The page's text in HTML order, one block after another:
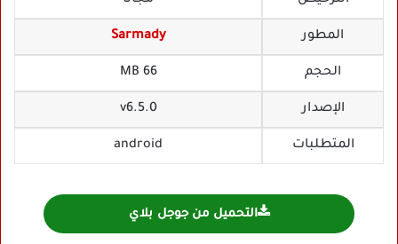
المطور Sarmady
الحجم 66 MB
الإصدار v6.5.0
المتطلبات android
التحميل من جوجل بلاي